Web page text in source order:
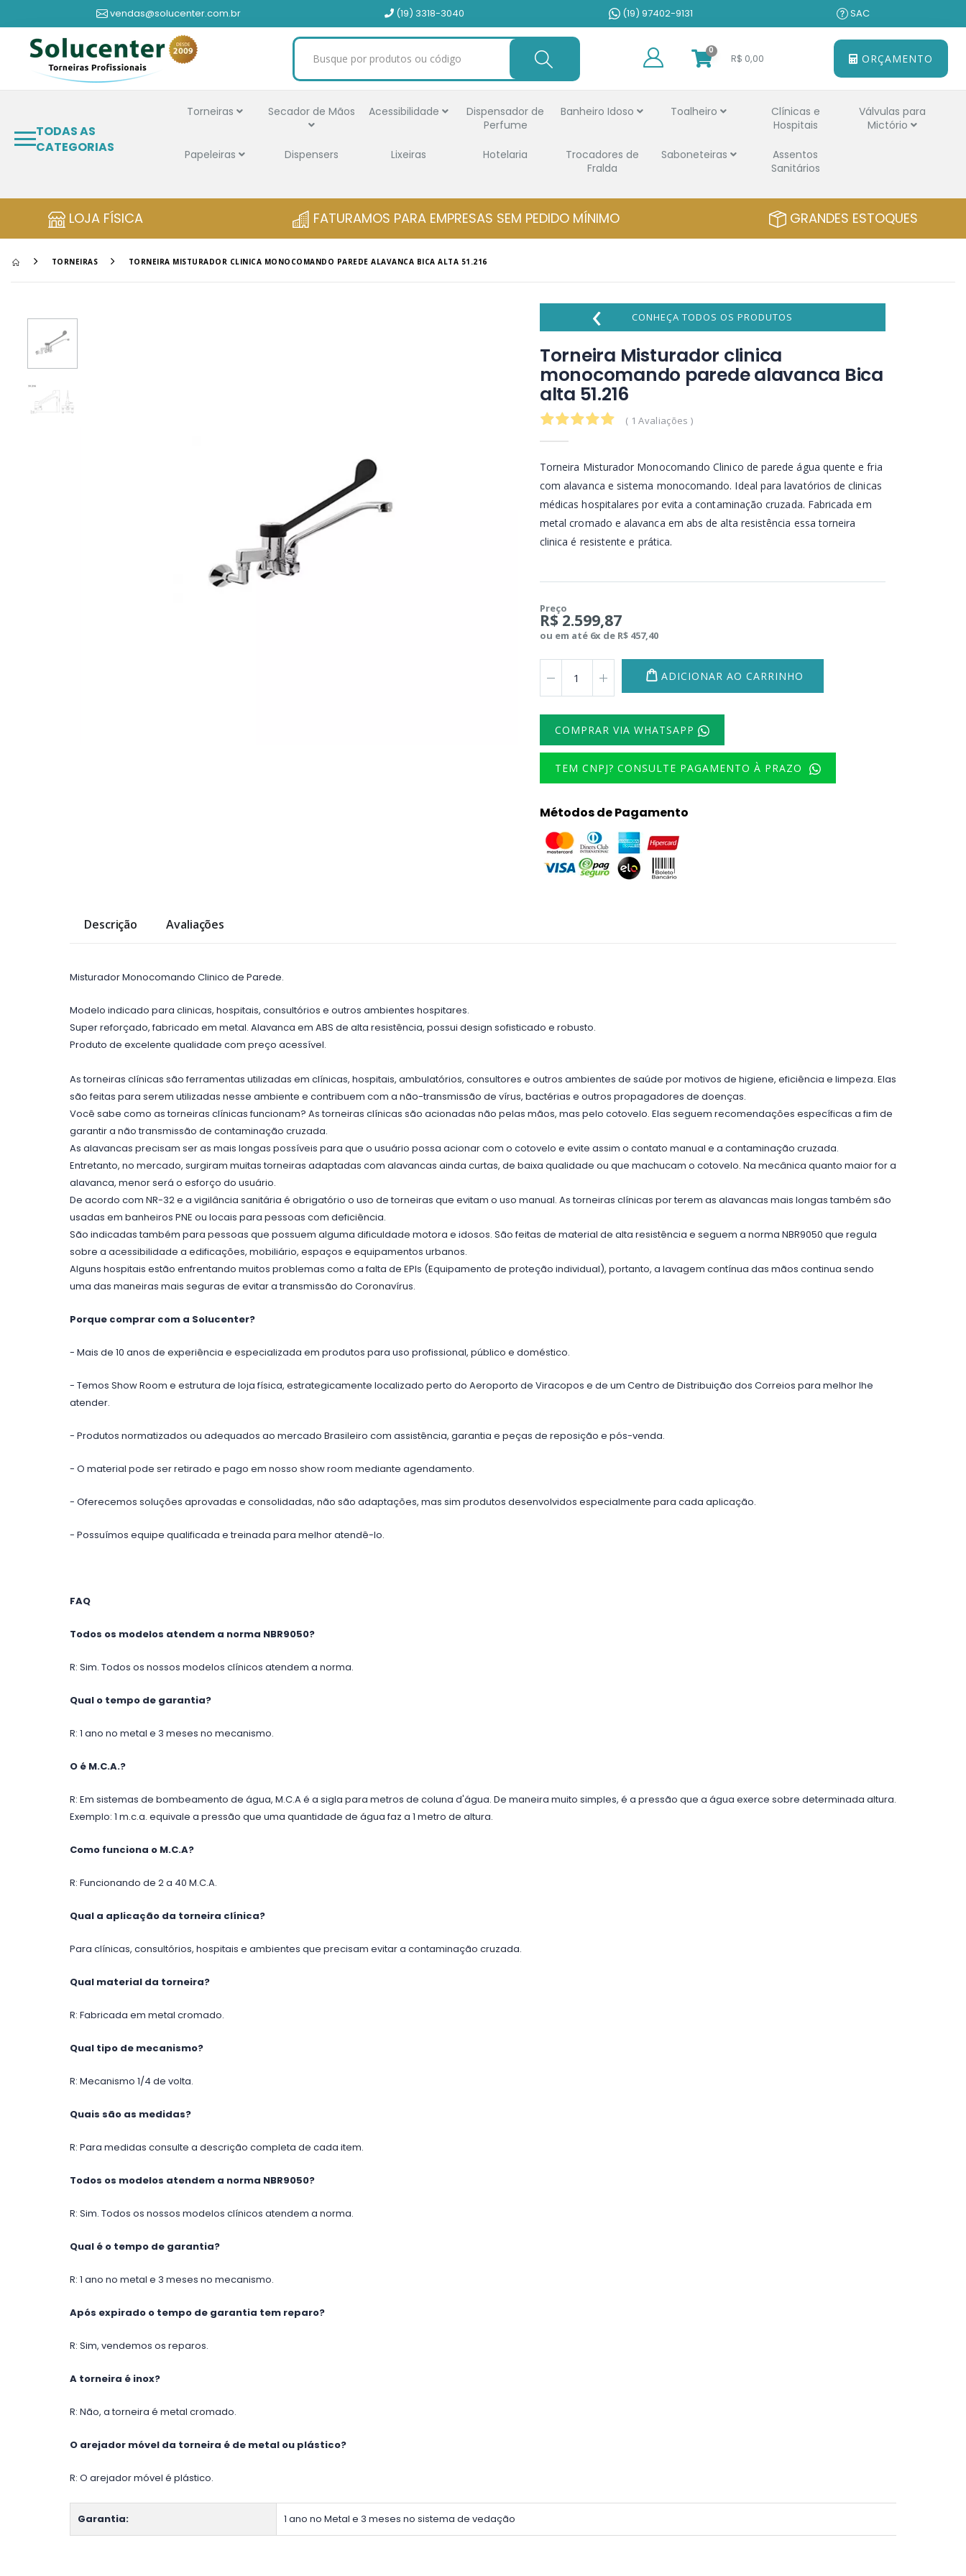
vendas@solucenter.com.br (19) 3318-3040 (19) 97402-9131 SAC
0
R$ 0,00 ORÇAMENTO
TODAS AS
CATEGORIAS
Torneiras Secador de Mãos Acessibilidade
Dispensador de
Perfume
Banheiro Idoso Toalheiro
Clínicas e
Hospitais
Válvulas para
Mictório
Papeleiras Dispensers Lixeiras Hotelaria
Trocadores de
Fralda
Saboneteiras
Assentos
Sanitários
LOJA FÍSICA FATURAMOS PARA EMPRESAS SEM PEDIDO MÍNIMO GRANDES ESTOQUES
TORNEIRAS TORNEIRA MISTURADOR CLINICA MONOCOMANDO PAREDE ALAVANCA BICA ALTA 51.216
‹ CONHEÇA TODOS OS PRODUTOS
Torneira Misturador clinica
monocomando parede alavanca Bica
alta 51.216
5.0
( 1 Avaliações )
Torneira Misturador Monocomando Clinico de parede água quente e fria
com alavanca e sistema monocomando. Ideal para lavatórios de clinicas
médicas hospitalares por evita a contaminação cruzada. Fabricada em
metal cromado e alavanca em abs de alta resistência essa torneira
clinica é resistente e prática.
Preço
R$ 2.599,87
ou em até 6x de R$ 457,40
ADICIONAR AO CARRINHO
COMPRAR VIA WHATSAPP
TEM CNPJ? CONSULTE PAGAMENTO À PRAZO
Métodos de Pagamento
Descrição Avaliações
Misturador Monocomando Clinico de Parede.
Modelo indicado para clinicas, hospitais, consultórios e outros ambientes hospitares.
Super reforçado, fabricado em metal. Alavanca em ABS de alta resistência, possui design sofisticado e robusto.
Produto de excelente qualidade com preço acessível.
As torneiras clínicas são ferramentas utilizadas em clínicas, hospitais, ambulatórios, consultores e outros ambientes de saúde por motivos de higiene, eficiência e limpeza. Elas
são feitas para serem utilizadas nesse ambiente e contribuem com a não-transmissão de vírus, bactérias e outros propagadores de doenças.
Você sabe como as torneiras clínicas funcionam? As torneiras clínicas são acionadas não pelas mãos, mas pelo cotovelo. Elas seguem recomendações específicas a fim de
garantir a não transmissão de contaminação cruzada.
As alavancas precisam ser as mais longas possíveis para que o usuário possa acionar com o cotovelo e evite assim o contato manual e a contaminação cruzada.
Entretanto, no mercado, surgiram muitas torneiras adaptadas com alavancas ainda curtas, de baixa qualidade ou que machucam o cotovelo. Na mecânica quanto maior for a
alavanca, menor será o esforço do usuário.
De acordo com NR-32 e a vigilância sanitária é obrigatório o uso de torneiras que evitam o uso manual. As torneiras clínicas por terem as alavancas mais longas também são
usadas em banheiros PNE ou locais para pessoas com deficiência.
São indicadas também para pessoas que possuem alguma dificuldade motora e idosos. São feitas de material de alta resistência e seguem a norma NBR9050 que regula
sobre a acessibilidade a edificações, mobiliário, espaços e equipamentos urbanos.
Alguns hospitais estão enfrentando muitos problemas como a falta de EPIs (Equipamento de proteção individual), portanto, a lavagem contínua das mãos continua sendo
uma das maneiras mais seguras de evitar a transmissão do Coronavírus.
Porque comprar com a Solucenter?
- Mais de 10 anos de experiência e especializada em produtos para uso profissional, público e doméstico.
- Temos Show Room e estrutura de loja física, estrategicamente localizado perto do Aeroporto de Viracopos e de um Centro de Distribuição dos Correios para melhor lhe
atender.
- Produtos normatizados ou adequados ao mercado Brasileiro com assistência, garantia e peças de reposição e pós-venda.
- O material pode ser retirado e pago em nosso show room mediante agendamento.
- Oferecemos soluções aprovadas e consolidadas, não são adaptações, mas sim produtos desenvolvidos especialmente para cada aplicação.
- Possuímos equipe qualificada e treinada para melhor atendê-lo.
FAQ
Todos os modelos atendem a norma NBR9050?
R: Sim. Todos os nossos modelos clínicos atendem a norma.
Qual o tempo de garantia?
R: 1 ano no metal e 3 meses no mecanismo.
O é M.C.A.?
R: Em sistemas de bombeamento de água, M.C.A é a sigla para metros de coluna d'água. De maneira muito simples, é a pressão que a água exerce sobre determinada altura.
Exemplo: 1 m.c.a. equivale a pressão que uma quantidade de água faz a 1 metro de altura.
Como funciona o M.C.A?
R: Funcionando de 2 a 40 M.C.A.
Qual a aplicação da torneira clínica?
Para clínicas, consultórios, hospitais e ambientes que precisam evitar a contaminação cruzada.
Qual material da torneira?
R: Fabricada em metal cromado.
Qual tipo de mecanismo?
R: Mecanismo 1/4 de volta.
Quais são as medidas?
R: Para medidas consulte a descrição completa de cada item.
Todos os modelos atendem a norma NBR9050?
R: Sim. Todos os nossos modelos clínicos atendem a norma.
Qual é o tempo de garantia?
R: 1 ano no metal e 3 meses no mecanismo.
Após expirado o tempo de garantia tem reparo?
R: Sim, vendemos os reparos.
A torneira é inox?
R: Não, a torneira é metal cromado.
O arejador móvel da torneira é de metal ou plástico?
R: O arejador móvel é plástico.
Garantia: 1 ano no Metal e 3 meses no sistema de vedação